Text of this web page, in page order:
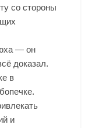
со стороны
— он
доказал.
в
и